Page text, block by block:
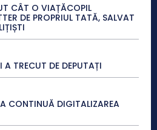
CÂT O VIAȚĂCOPIL
DE PROPRIUL TATĂ, SALVAT
A TRECUT DE DEPUTAȚI
CONTINUĂ DIGITALIZAREA